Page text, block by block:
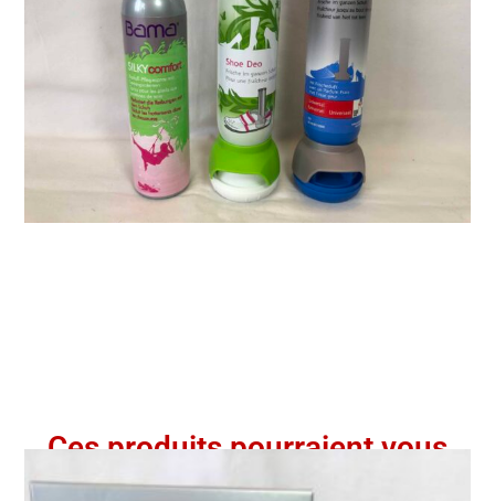
Ces produits pourraient vous
intéresser